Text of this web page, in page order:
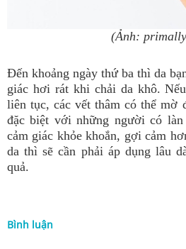
(Ảnh:
Đến khoảng ngày thứ ba thì da
giác hơi rát khi chải da khô.
liên tục, các vết thâm có thể mờ
đặc biệt với những người có
cảm giác khỏe khoắn, gợi cảm
da thì sẽ cần phải áp dụng lâu
quả.
Bình luận